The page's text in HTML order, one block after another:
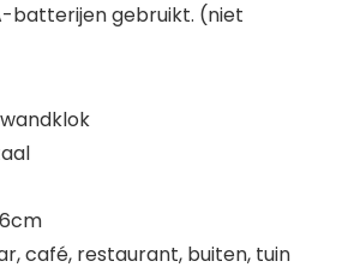
batterijen gebruikt. (niet
café, restaurant, buiten, tuin